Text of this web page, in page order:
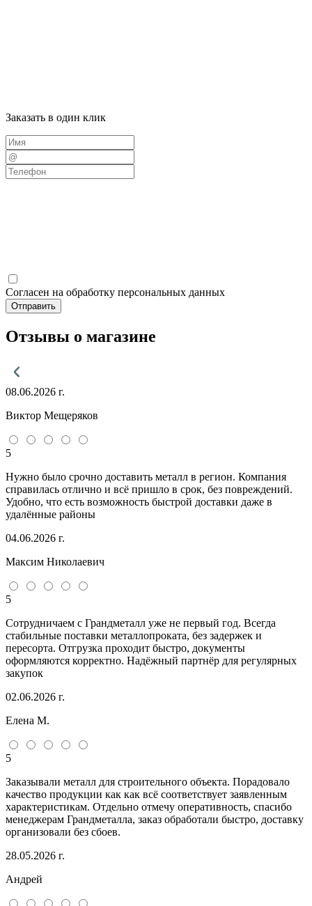
Заказать в один клик
Согласен на обработку персональных данных
Отправить
Отзывы о магазине
08.06.2026 г.
Виктор Мещеряков
5
Нужно было срочно доставить металл в регион. Компания
справилась отлично и всё пришло в срок, без повреждений.
Удобно, что есть возможность быстрой доставки даже в
удалённые районы
04.06.2026 г.
Максим Николаевич
5
Сотрудничаем с Грандметалл уже не первый год. Всегда
стабильные поставки металлопроката, без задержек и
пересорта. Отгрузка проходит быстро, документы
оформляются корректно. Надёжный партнёр для регулярных
закупок
02.06.2026 г.
Елена М.
5
Заказывали металл для строительного объекта. Порадовало
качество продукции как как всё соответствует заявленным
характеристикам. Отдельно отмечу оперативность, спасибо
менеджерам Грандметалла, заказ обработали быстро, доставку
организовали без сбоев.
28.05.2026 г.
Андрей